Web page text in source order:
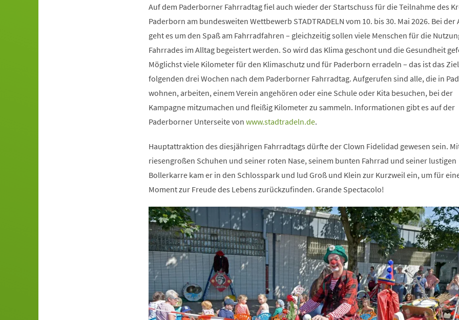
Auf dem Paderborner Fahrradtag fiel auch wieder der Startschuss für die Teilnahme des
Paderborn am bundesweiten Wettbewerb STADTRADELN vom 10. bis 30. Mai 2026. Bei der
geht es um den Spaß am Fahrradfahren – gleichzeitig sollen viele Menschen für die
Fahrrades im Alltag begeistert werden. So wird das Klima geschont und die Gesundheit
Möglichst viele Kilometer für den Klimaschutz und für Paderborn erradeln – das ist das
folgenden drei Wochen nach dem Paderborner Fahrradtag. Aufgerufen sind alle, die in
wohnen, arbeiten, einem Verein angehören oder eine Schule oder Kita besuchen, bei der
Kampagne mitzumachen und fleißig Kilometer zu sammeln. Informationen gibt es auf der
Paderborner Unterseite von www.stadtradeln.de.
Hauptattraktion des diesjährigen Fahrradtags dürfte der Clown Fidelidad gewesen sein.
riesengroßen Schuhen und seiner roten Nase, seinem bunten Fahrrad und seiner lustigen
Bollerkarre kam er in den Schlosspark und lud Groß und Klein zur Kurzweil ein, um für
Moment zur Freude des Lebens zurückzufinden. Grande Spectacolo!